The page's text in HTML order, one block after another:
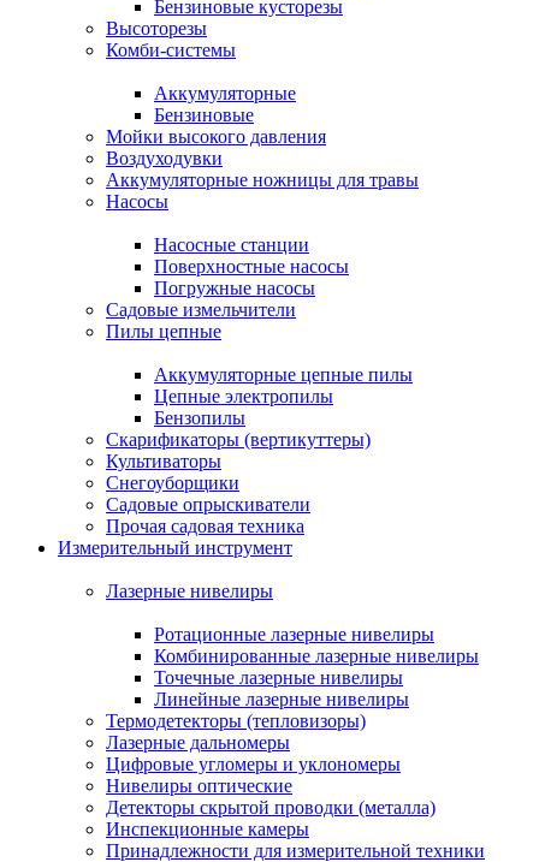
Бензиновые кусторезы
Высоторезы
Комби-системы
Аккумуляторные
Бензиновые
Мойки высокого давления
Воздуходувки
Аккумуляторные ножницы для травы
Насосы
Насосные станции
Поверхностные насосы
Погружные насосы
Садовые измельчители
Пилы цепные
Аккумуляторные цепные пилы
Цепные электропилы
Бензопилы
Скарификаторы (вертикуттеры)
Культиваторы
Снегоуборщики
Садовые опрыскиватели
Прочая садовая техника
Измерительный инструмент
Лазерные нивелиры
Ротационные лазерные нивелиры
Комбинированные лазерные нивелиры
Точечные лазерные нивелиры
Линейные лазерные нивелиры
Термодетекторы (тепловизоры)
Лазерные дальномеры
Цифровые угломеры и уклономеры
Нивелиры оптические
Детекторы скрытой проводки (металла)
Инспекционные камеры
Принадлежности для измерительной техники